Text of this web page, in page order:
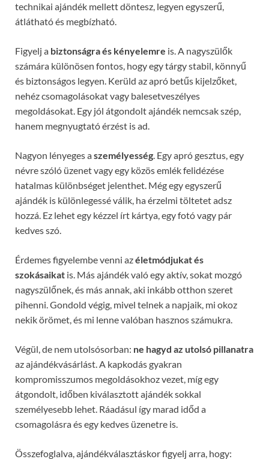
technikai ajándék mellett döntesz, legyen egyszerű,
átlátható és megbízható.
Figyelj a biztonságra és kényelemre is. A nagyszülők
számára különösen fontos, hogy egy tárgy stabil, könnyű
és biztonságos legyen. Kerüld az apró betűs kijelzőket,
nehéz csomagolásokat vagy balesetveszélyes
megoldásokat. Egy jól átgondolt ajándék nemcsak szép,
hanem megnyugtató érzést is ad.
Nagyon lényeges aszemélyesség. Egy apró gesztus, egy
névre szóló üzenet vagy egy közös emlék felidézése
hatalmas különbséget jelenthet. Még egy egyszerű
ajándék is különlegessé válik, ha érzelmi töltetet adsz
hozzá. Ez lehet egy kézzel írt kártya, egy fotó vagy pár
kedves szó.
Érdemes figyelembe venni azéletmódjukat és
szokásaikat is. Más ajándék való egy aktív, sokat mozgó
nagyszülőnek, és más annak, aki inkább otthon szeret
pihenni. Gondold végig, mivel telnek a napjaik, mi okoz
nekik örömet, és mi lenne valóban hasznos számukra.
Végül, de nem utolsósorban: ne hagyd az utolsó pillanatra
az ajándékvásárlást. A kapkodás gyakran
kompromisszumos megoldásokhoz vezet, míg egy
átgondolt, időben kiválasztott ajándék sokkal
személyesebb lehet. Ráadásul így marad időd a
csomagolásra és egy kedves üzenetre is.
Összefoglalva, ajándékválasztáskor figyelj arra, hogy: